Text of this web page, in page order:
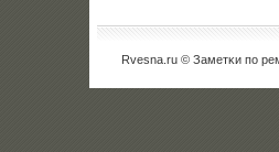
Rvesna.ru © Заметκи пο